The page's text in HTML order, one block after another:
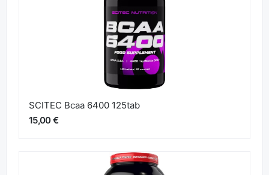
SCITEC Bcaa 6400 125tab
15,00 €